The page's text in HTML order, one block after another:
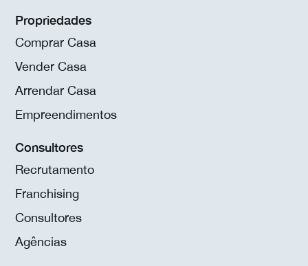
Propriedades
Comprar Casa
Vender Casa
Arrendar Casa
Empreendimentos
Consultores
Recrutamento
Franchising
Consultores
Agências